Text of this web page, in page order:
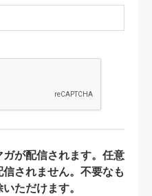
が配信されます。任意
されません。不要なも
ただけます。